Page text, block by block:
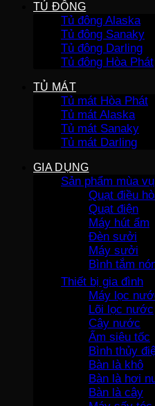
TỦ ĐÔNG
Tủ đông Alaska
Tủ đông Sanaky
Tủ đông Darling
Tủ đông Hòa Phát
TỦ MÁT
Tủ mát Hòa Phát
Tủ mát Alaska
Tủ mát Sanaky
Tủ mát Darling
GIA DỤNG
Sản phẩm mùa vụ
Quạt điều
Quạt điện
Máy hút ẩm
Đèn sưởi
Máy sưởi
Bình tắm
Thiết bị gia đình
Máy lọc
Lõi lọc nước
Cây nước
Ấm siêu tốc
Bình thủy
Bàn là khô
Bàn là hơi
Bàn là cây